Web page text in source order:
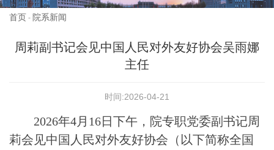
首页 - 院系新闻
周莉副书记会见中国人民对外友好协会吴雨娜
主任
时间:2026-04-21
2026年4月16日下午，院专职党委副书记周
莉会见中国人民对外友好协会（以下简称全国